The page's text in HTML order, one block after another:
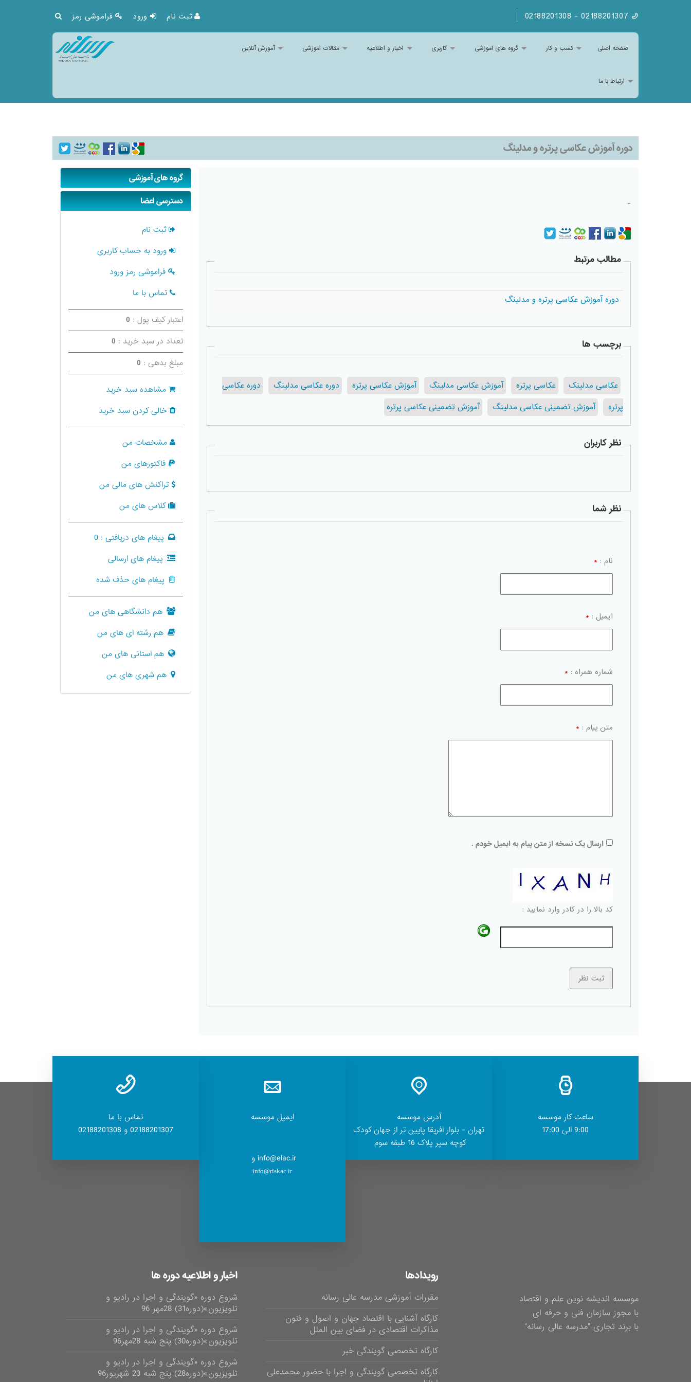
ثبت نام ورود فراموشی رمز
صفحه اصلی کسب و کار گروه های اموزشی کاربری اخبار و اطلاعیه مقالات اموزشی آموزش آنلاین
ارتباط با ما
دوره آموزش عکاسی پرتره و مدلینگ
-
مطالب مرتبط
دوره آموزش عکاسی پرتره و مدلینگ
برچسب ها
عکاسی مدلینک عکاسی پرتره آموزش عکاسی مدلینگ آموزش عکاسی پرتره دوره عکاسی مدلینگ
دوره عکاسی
پرتره
آموزش تضمینی عکاسی مدلینگ آموزش تضمینی عکاسی پرتره
نظر کاربران
نظر شما
نام : *
ایمیل : *
شماره همراه : *
متن پیام : *
ارسال یک نسخه از متن پیام به ایمیل خودم .
کد بالا را در کادر وارد نمایید :
گروه های آموزشی
دسترسی اعضا
ثبت نام
ورود به حساب کاربری
فراموشی رمز ورود
تماس با ما
اعتبار کیف پول : 0
تعداد در سبد خرید : 0
مبلغ بدهی : 0
مشاهده سبد خرید
خالی کردن سبد خرید
مشخصات من
فاکتورهای من
تراکنش های مالی من
کلاس های من
پیغام های دریافتی : 0
پیغام های ارسالی
پیغام های حذف شده
هم دانشگاهی های من
هم رشته ای های من
هم استانی های من
هم شهری های من
ساعت کار موسسه
9:00 الی 17:00
آدرس موسسه
تهران - بلوار افریقا پایین تر از جهان کودک
کوچه سپر پلاک 16 طبقه سوم
ایمیل موسسه
info@elac.ir و
info@riskac.ir
تماس با ما
02188201307 و 02188201308
موسسه اندیشه نوین علم و اقتصاد
با مجوز سازمان فنی و حرفه ای
با برند تجاری "مدرسه عالی رسانه"
رویدادها
مقررات آموزشی مدرسه عالی رسانه
کارگاه آشنایی با اقتصاد جهان و اصول و فنون
مذاکرات اقتصادی در فضای بین الملل
کارگاه تخصصی گویندگی خبر
کارگاه تخصصی گویندگی و اجرا با حضور محمدعلی
اخبار و اطلاعیه دوره ها
شروع دوره «گویندگی و اجرا در رادیو و
تلویزیون»(دوره31) 28مهر 96
شروع دوره «گویندگی و اجرا در رادیو و
تلویزیون»(دوره30) پنج شبه 28مهر96
شروع دوره «گویندگی و اجرا در رادیو و
تلویزیون»(دوره28) پنج شبه 23 شهریور96